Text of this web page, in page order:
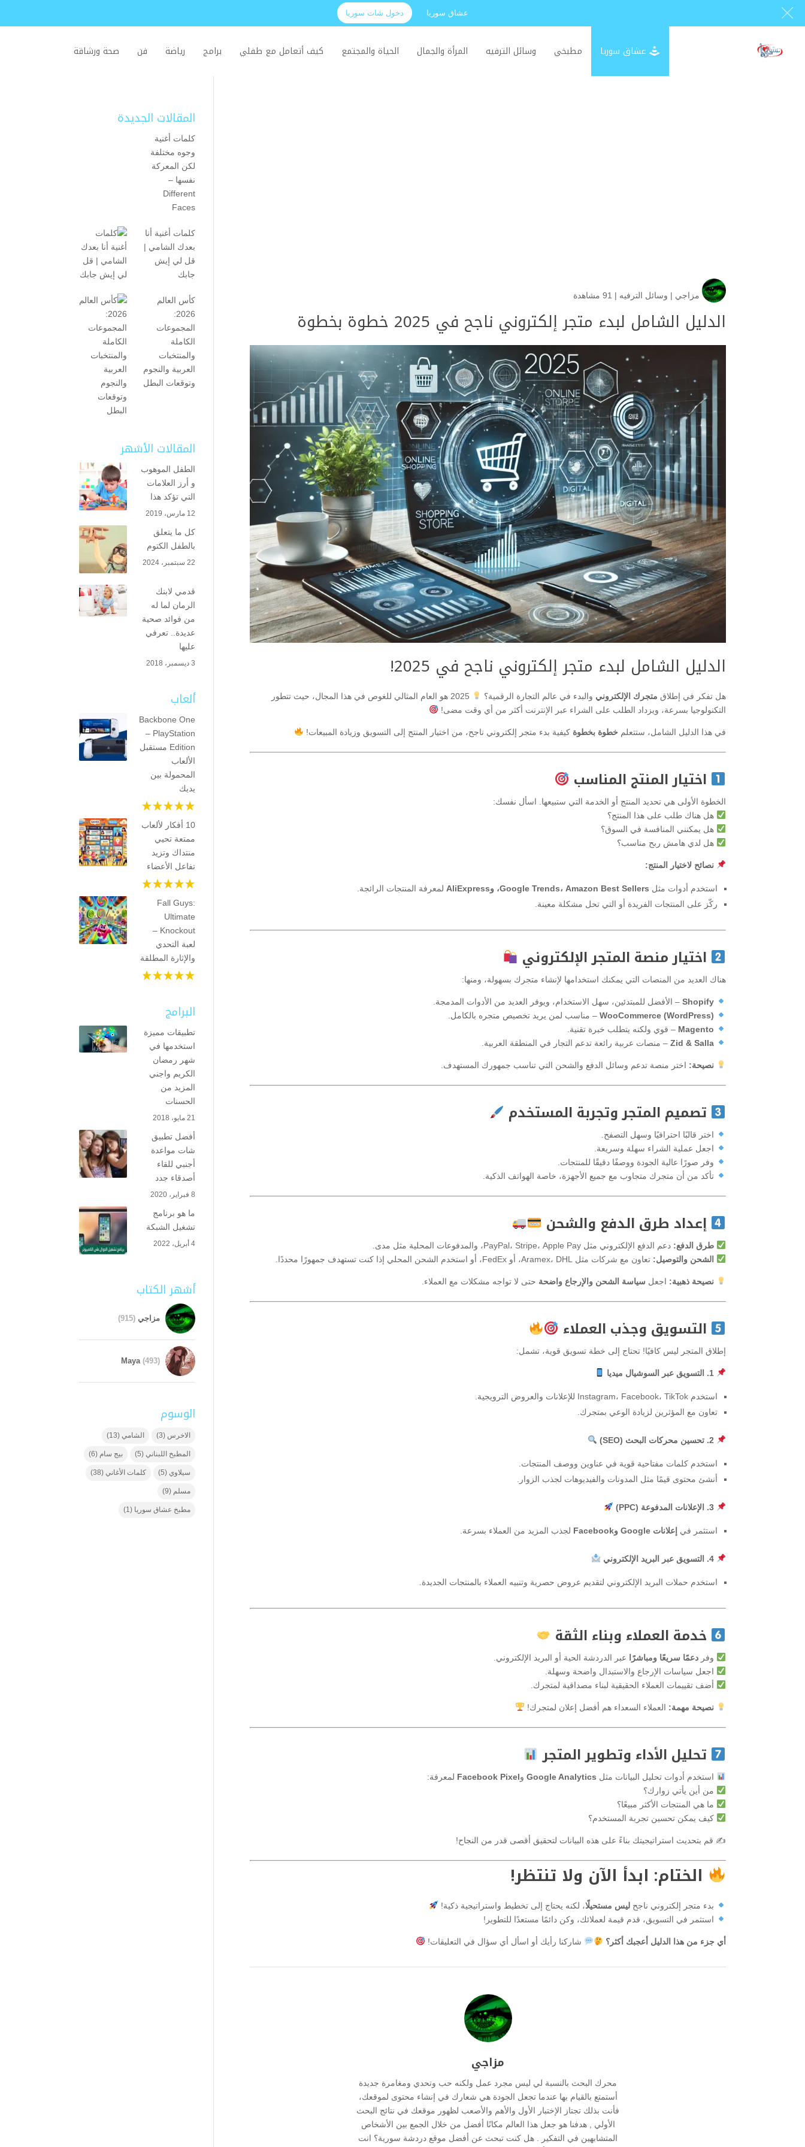
عشاق سوريا دخول شات سوريا
عشاق سوريا مطبخي وسائل الترفيه المرأة والجمال الحياة والمجتمع كيف أتعامل مع طفلي برامج رياضة فن صحة ورشاقة
مزاجي | وسائل الترفيه | 91 مشاهدة
الدليل الشامل لبدء متجر إلكتروني ناجح في 2025 خطوة بخطوة
الدليل الشامل لبدء متجر إلكتروني ناجح في 2025!
هل تفكر في إطلاق متجرك الإلكتروني والبدء في عالم التجارة الرقمية؟
2025 هو العام المثالي للغوص في هذا المجال، حيث تتطور
التكنولوجيا بسرعة، ويزداد الطلب على الشراء عبر الإنترنت أكثر من أي وقت مضى!
في هذا الدليل الشامل، ستتعلم خطوة بخطوة كيفية بدء متجر إلكتروني ناجح، من اختيار المنتج إلى التسويق وزيادة المبيعات!
اختيار المنتج المناسب
الخطوة الأولى هي تحديد المنتج أو الخدمة التي ستبيعها. اسأل نفسك:
هل هناك طلب على هذا المنتج؟
هل يمكنني المنافسة في السوق؟
هل لدي هامش ربح مناسب؟
نصائح لاختيار المنتج:
استخدم أدوات مثل Google Trends، Amazon Best Sellers، وAliExpress
لمعرفة المنتجات الرائجة.
ركّز على المنتجات الفريدة أو التي تحل مشكلة معينة.
اختيار منصة المتجر الإلكتروني
هناك العديد من المنصات التي يمكنك استخدامها لإنشاء متجرك بسهولة، ومنها:
Shopify– الأفضل للمبتدئين، سهل الاستخدام، ويوفر العديد من الأدوات المدمجة.
WooCommerce (WordPress)– مناسب لمن يريد تخصيص متجره بالكامل.
Magento – قوي ولكنه يتطلب خبرة تقنية.
Zid & Salla– منصات عربية رائعة تدعم التجار في المنطقة العربية.
نصيحة: اختر منصة تدعم وسائل الدفع والشحن التي تناسب جمهورك المستهدف.
تصميم المتجر وتجربة المستخدم
اختر قالبًا احترافيًا وسهل التصفح.
اجعل عملية الشراء سهلة وسريعة.
وفر صورًا عالية الجودة ووصفًا دقيقًا للمنتجات.
تأكد من أن متجرك متجاوب مع جميع الأجهزة، خاصة الهواتف الذكية.
إعداد طرق الدفع والشحن
طرق الدفع: دعم الدفع الإلكتروني مثل PayPal، Stripe، Apple Pay، والمدفوعات المحلية مثل مدى.
الشحن والتوصيل: تعاون مع شركات مثل Aramex، DHL، أو FedEx، أو استخدم الشحن المحلي إذا كنت تستهدف جمهورًا محددًا.
نصيحة ذهبية: اجعل سياسة الشحن والإرجاع واضحة حتى لا تواجه مشكلات مع العملاء.
التسويق وجذب العملاء
إطلاق المتجر ليس كافيًا! تحتاج إلى خطة تسويق قوية، تشمل:
1. التسويق عبر السوشيال ميديا
استخدم Instagram، Facebook، TikTok للإعلانات والعروض الترويجية.
تعاون مع المؤثرين لزيادة الوعي بمتجرك.
2. تحسين محركات البحث (SEO)
استخدم كلمات مفتاحية قوية في عناوين ووصف المنتجات.
أنشئ محتوى قيمًا مثل المدونات والفيديوهات لجذب الزوار.
3. الإعلانات المدفوعة (PPC)
استثمر في إعلانات Google وFacebook لجذب المزيد من العملاء بسرعة.
4. التسويق عبر البريد الإلكتروني
استخدم حملات البريد الإلكتروني لتقديم عروض حصرية وتنبيه العملاء بالمنتجات الجديدة.
خدمة العملاء وبناء الثقة
وفر دعمًا سريعًا ومباشرًا
عبر الدردشة الحية أو البريد الإلكتروني.
اجعل سياسات الإرجاع والاستبدال واضحة وسهلة.
أضف تقييمات العملاء الحقيقية لبناء مصداقية لمتجرك.
نصيحة مهمة: العملاء السعداء هم أفضل إعلان لمتجرك!
تحليل الأداء وتطوير المتجر
استخدم أدوات تحليل البيانات مثل Google AnalyticsوFacebook Pixel لمعرفة:
من أين يأتي زوارك؟
ما هي المنتجات الأكثر مبيعًا؟
كيف يمكن تحسين تجربة المستخدم؟
✍️ قم بتحديث استراتيجيتك بناءً على هذه البيانات لتحقيق أقصى قدر من النجاح!
الختام: ابدأ الآن ولا تنتظر!
بدء متجر إلكتروني ناجح ليس مستحيلًا، لكنه يحتاج إلى تخطيط واستراتيجية ذكية!
استثمر في التسويق، قدم قيمة لعملائك، وكن دائمًا مستعدًا للتطوير!
أي جزء من هذا الدليل أعجبك أكثر؟ شاركنا رأيك أو اسأل أي سؤال في التعليقات!
مزاجي
محرك البحث بالنسبة لي ليس مجرد عمل ولكنه حب وتحدي ومغامرة جديدة
أستمتع بالقيام بها عندما تجعل الجودة هي شعارك في إنشاء محتوى لموقعك،
فأنت بذلك تجتاز الإختبار الأول والأهم والأصعب لظهور موقعك في نتائج البحث
الأولي , هدفنا هو جعل هذا العالم مكانًا أفضل من خلال الجمع بين الأشخاص
المتشابهين في التفكير . هل كنت تبحث عن أفضل موقع دردشة سورية؟ انت
المقالات الجديدة
كلمات أغنية
وجوه مختلفة
لكن المعركة
نفسها –
Different
Faces
كلمات أغنية أنا
بعدك الشامي |
قل لي إيش
جابك
كأس العالم
2026:
المجموعات
الكاملة
والمنتخبات
العربية والنجوم
وتوقعات البطل
المقالات الأشهر
الطفل الموهوب
و أرز العلامات
التي تؤكد هذا
12 مارس، 2019
كل ما يتعلق
بالطفل الكتوم
22 سبتمبر، 2024
قدمي لابنك
الرمان لما له
من فوائد صحية
عديدة.. تعرفي
عليها
3 ديسمبر، 2018
ألعاب
Backbone One
– PlayStation
Edition مستقبل
الألعاب
المحمولة بين
يديك
10 أفكار لألعاب
ممتعة تحيي
منتداك وتزيد
تفاعل الأعضاء
Fall Guys:
Ultimate
Knockout –
لعبة التحدي
والإثارة المطلقة
البرامج
تطبيقات مميزة
استخدمها في
شهر رمضان
الكريم واجني
المزيد من
الحسنات
21 مايو، 2018
أفضل تطبيق
شات مواعدة
أجنبي للقاء
أصدقاء جدد
8 فبراير، 2020
ما هو برنامج
تشغيل الشبكة
4 أبريل، 2022
أشهر الكتاب
مزاجي (915)
Maya (493)
الوسوم
الاخرس (3) الشامي (13)
المطبخ اللبناني (5) بيج سام (6)
سيلاوي (5) كلمات الأغاني (38)
مسلم (9)
مطبخ عشاق سوريا (1)